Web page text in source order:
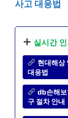
사고 대응법
실시간
현대해상
대응법
db손해보
구 절차 안내